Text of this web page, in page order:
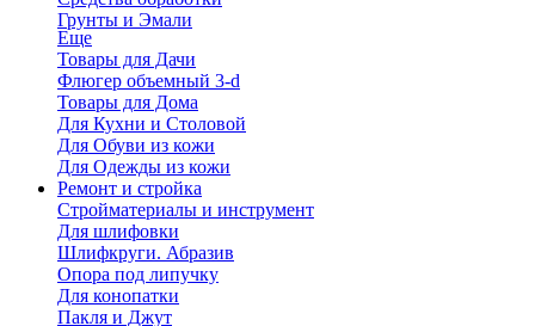
Грунты и Эмали
Еще
Товары для Дачи
Флюгер объемный 3-d
Товары для Дома
Для Кухни и Столовой
Для Обуви из кожи
Для Одежды из кожи
Ремонт и стройка
Стройматериалы и инструмент
Для шлифовки
Шлифкруги. Абразив
Опора под липучку
Для конопатки
Пакля и Джут